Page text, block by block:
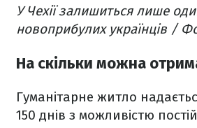
У Чехії залишиться лише
новоприбулих українців /
На скільки можна
Гуманітарне житло
150 днів з можливістю